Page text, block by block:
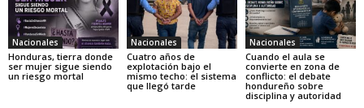
Nacionales
Honduras, tierra donde
ser mujer sigue siendo
un riesgo mortal
Nacionales
Cuatro años de
explotación bajo el
mismo techo: el sistema
que llegó tarde
Nacionales
Cuando el aula se
convierte en zona de
conflicto: el debate
hondureño sobre
disciplina y autoridad